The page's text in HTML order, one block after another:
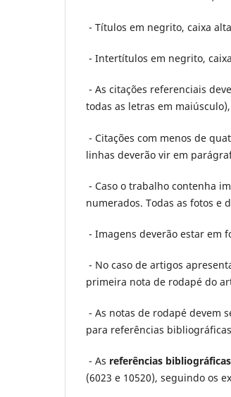
- Títulos em negrito, caixa
- Intertítulos em negrito,
- As citações referenciais
todas as letras em
- Citações com menos de
linhas deverão vir em
- Caso o trabalho contenha
numerados. Todas as fotos e
- Imagens deverão estar em
- No caso de artigos
primeira nota de rodapé do
- As notas de rodapé devem
para referências
- As referências bibliográficas
(6023 e 10520), seguindo os